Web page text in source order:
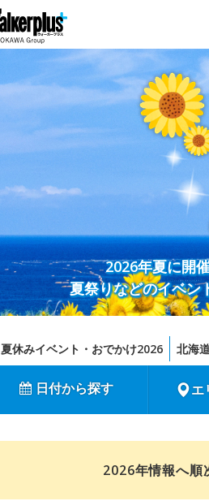
2026年夏に開
夏祭りなどのイベン
夏休みイベント・おでかけ2026 北海
日付から探す エ
2026年情報へ順